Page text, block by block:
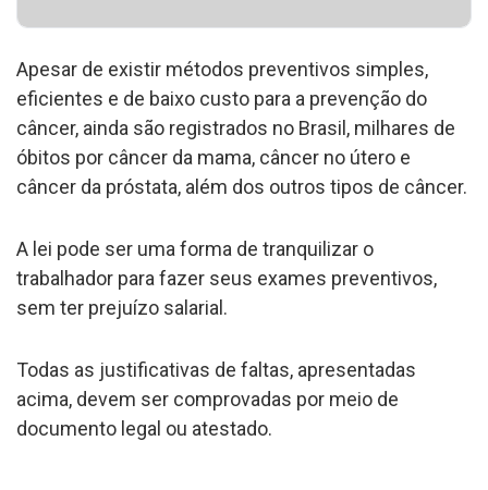
Apesar de existir métodos preventivos simples,
eficientes e de baixo custo para a prevenção do
câncer, ainda são registrados no Brasil, milhares de
óbitos por câncer da mama, câncer no útero e
câncer da próstata, além dos outros tipos de câncer.
A lei pode ser uma forma de tranquilizar o
trabalhador para fazer seus exames preventivos,
sem ter prejuízo salarial.
Todas as justificativas de faltas, apresentadas
acima, devem ser comprovadas por meio de
documento legal ou atestado.